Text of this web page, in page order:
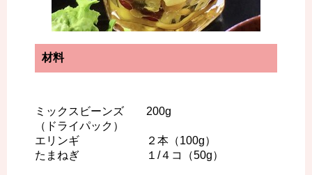
材料
ミックスビーンズ 200g
（ドライパック）
エリンギ ２本（100g）
たまねぎ １/４コ（50g）